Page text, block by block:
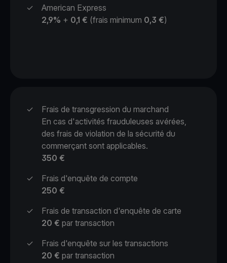
✓
American Express
2,9% + 0,1 € (frais minimum 0,3 €)
✓
Frais de transgression du marchand
En cas d'activités frauduleuses avérées,
des frais de violation de la sécurité du
commerçant sont applicables.
350 €
✓
Frais d'enquête de compte
250 €
✓
Frais de transaction d'enquête de carte
20 € par transaction
✓
Frais d'enquête sur les transactions
20 € par transaction